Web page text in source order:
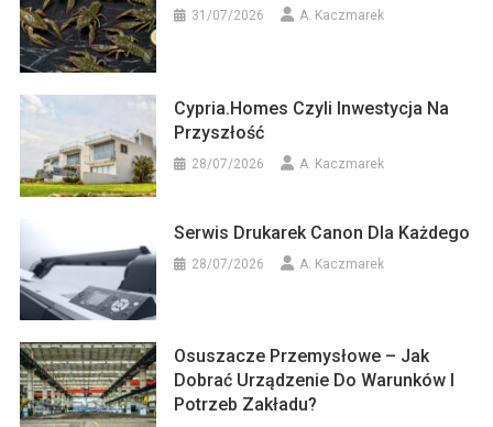
31/07/2026 A. Kaczmarek
Cypria.homes Czyli Inwestycja Na
Przyszłość
28/07/2026 A. Kaczmarek
Serwis Drukarek Canon Dla Każdego
28/07/2026 A. Kaczmarek
Osuszacze Przemysłowe – Jak
Dobrać Urządzenie Do Warunków I
Potrzeb Zakładu?